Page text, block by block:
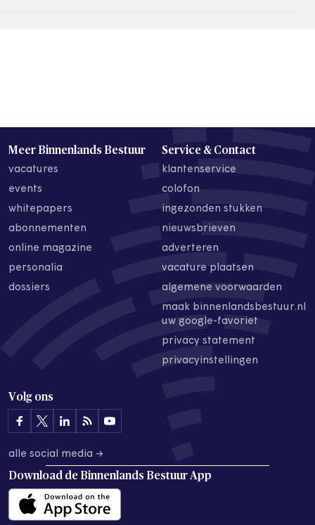
Meer Binnenlands Bestuur
vacatures
events
whitepapers
abonnementen
online magazine
personalia
dossiers
Service & Contact
klantenservice
colofon
ingezonden stukken
nieuwsbrieven
adverteren
vacature plaatsen
algemene voorwaarden
maak binnenlandsbestuur.nl
uw google-favoriet
privacy statement
privacyinstellingen
Volg ons
alle social media →
Download de Binnenlands Bestuur App